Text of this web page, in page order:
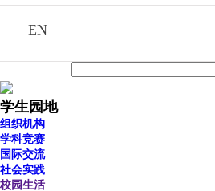
EN
学生园地
组织机构
学科竞赛
国际交流
社会实践
校园生活